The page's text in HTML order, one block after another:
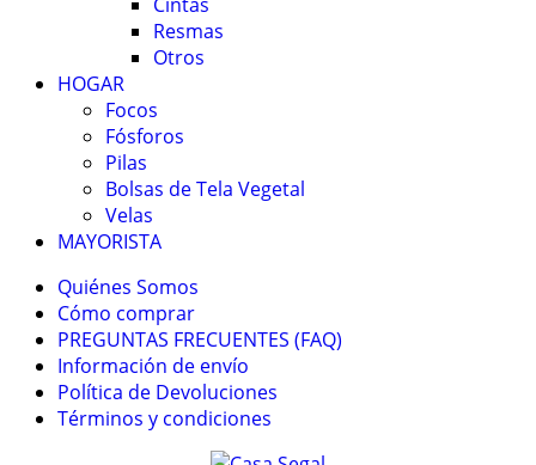
Resmas
Otros
HOGAR
Focos
Fósforos
Pilas
Bolsas de Tela Vegetal
Velas
MAYORISTA
Quiénes Somos
Cómo comprar
PREGUNTAS FRECUENTES (FAQ)
Información de envío
Política de Devoluciones
Términos y condiciones